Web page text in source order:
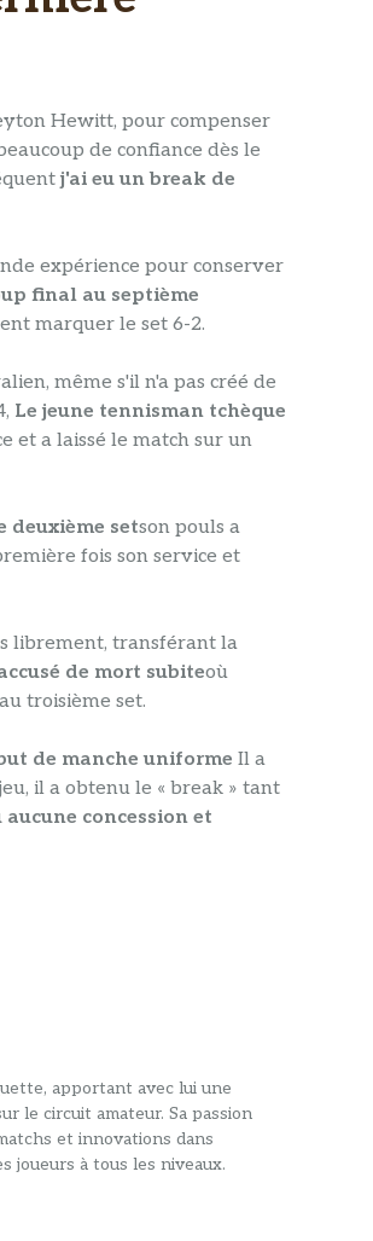
Hewitt, pour compenser
de confiance dès le
j'ai eu un break de
expérience pour conserver
final au septième
marquer le set 6-2.
même s'il n'a pas créé de
Le jeune tennisman tchèque
et a laissé le match sur un
deuxième setson pouls a
fois son service et
librement, transférant la
de mort subiteoù
troisième set.
de manche uniforme Il a
il a obtenu le « break » tant
aucune concession et
apportant avec lui une
le circuit amateur. Sa passion
et innovations dans
joueurs à tous les niveaux.